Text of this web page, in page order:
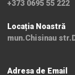
+373 0695 55 222
Locația Noastră
mun.Chisinau
Adresa de Email